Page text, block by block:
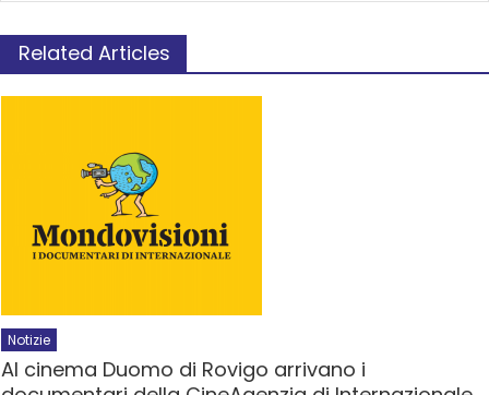
Related Articles
Notizie
Al cinema Duomo di Rovigo arrivano i